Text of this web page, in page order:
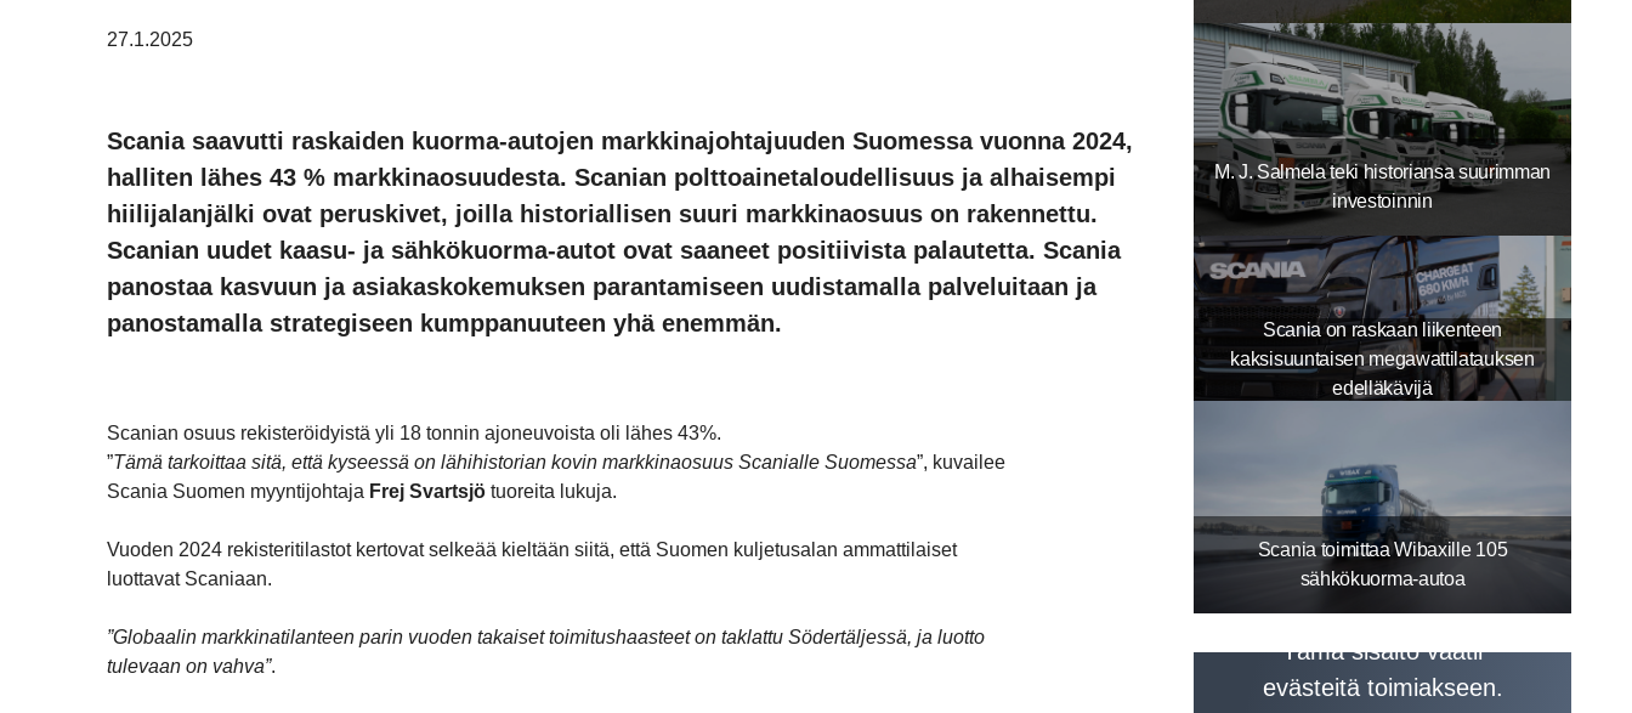
27.1.2025
Scania saavutti raskaiden kuorma-autojen markkinajohtajuuden Suomessa vuonna 2024,
halliten lähes 43 % markkinaosuudesta. Scanian polttoainetaloudellisuus ja alhaisempi
hiilijalanjälki ovat peruskivet, joilla historiallisen suuri markkinaosuus on rakennettu.
Scanian uudet kaasu- ja sähkökuorma-autot ovat saaneet positiivista palautetta. Scania
panostaa kasvuun ja asiakaskokemuksen parantamiseen uudistamalla palveluitaan ja
panostamalla strategiseen kumppanuuteen yhä enemmän.
Scanian osuus rekisteröidyistä yli 18 tonnin ajoneuvoista oli lähes 43%.
”Tämä tarkoittaa sitä, että kyseessä on lähihistorian kovin markkinaosuus Scanialle Suomessa”, kuvailee
Scania Suomen myyntijohtaja Frej Svartsjö tuoreita lukuja.
Vuoden 2024 rekisteritilastot kertovat selkeää kieltään siitä, että Suomen kuljetusalan ammattilaiset
luottavat Scaniaan.
”Globaalin markkinatilanteen parin vuoden takaiset toimitushaasteet on taklattu Södertäljessä, ja luotto
tulevaan on vahva”.
M. J. Salmela teki historiansa suurimman
investoinnin
Scania on raskaan liikenteen
kaksisuuntaisen megawattilatauksen
edelläkävijä
Scania toimittaa Wibaxille 105
sähkökuorma-autoa
Tämä sisältö vaatii
evästeitä toimiakseen.